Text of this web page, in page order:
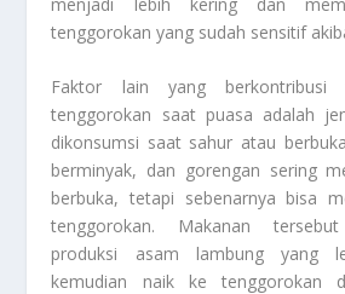
tenggorokan yang sudah sensitif
Faktor lain yang berkontribusi
tenggorokan saat puasa adalah
dikonsumsi saat sahur atau
berminyak, dan gorengan sering
berbuka, tetapi sebenarnya bisa
tenggorokan. Makanan
produksi asam lambung yang
kemudian naik ke tenggorokan